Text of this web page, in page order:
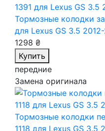
Тормозные колодки
для Lexus GS 3.5
1298 ₴
Купить
передние
Замена оригинала
Тормозные колодки
1118 для Lexus GS 3.5